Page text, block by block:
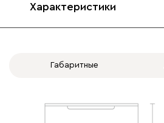
Характеристики
Габаритные